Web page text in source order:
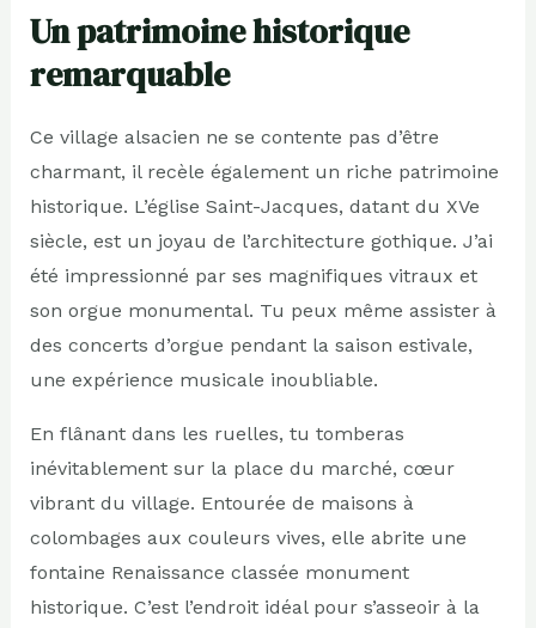
Un patrimoine historique
remarquable
Ce village alsacien ne se contente pas d’être
charmant, il recèle également un riche patrimoine
historique. L’église Saint-Jacques, datant du XVe
siècle, est un joyau de l’architecture gothique. J’ai
été impressionné par ses magnifiques vitraux et
son orgue monumental. Tu peux même assister à
des concerts d’orgue pendant la saison estivale,
une expérience musicale inoubliable.
En flânant dans les ruelles, tu tomberas
inévitablement sur la place du marché, cœur
vibrant du village. Entourée de maisons à
colombages aux couleurs vives, elle abrite une
fontaine Renaissance classée monument
historique. C’est l’endroit idéal pour s’asseoir à la